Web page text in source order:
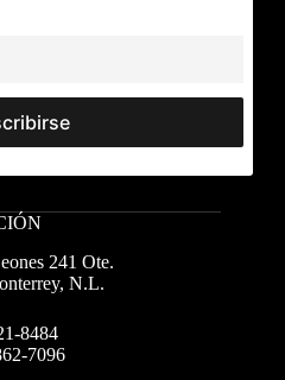
241 Ote.
N.L.
8484
7096